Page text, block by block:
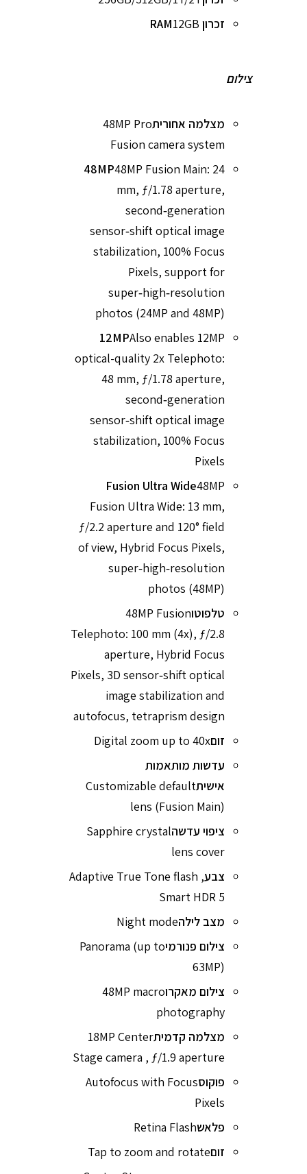
זכרון RAM 12GB
צילום
מצלמה אחורית48MP Pro
Fusion camera system
48MP48MP Fusion Main: 24
mm, ƒ/1.78 aperture,
second‑generation
sensor‑shift optical image
stabilization, 100% Focus
Pixels, support for
super‑high‑resolution
photos (24MP and 48MP)
12MPAlso enables 12MP
optical-quality 2x Telephoto:
48 mm, ƒ/1.78 aperture,
second‑generation
sensor‑shift optical image
stabilization, 100% Focus
Pixels
Fusion Ultra Wide48MP
Fusion Ultra Wide: 13 mm,
ƒ/2.2 aperture and 120° field
of view, Hybrid Focus Pixels,
super‑high‑resolution
photos (48MP)
טלפוטו48MP Fusion
Telephoto: 100 mm (4x), ƒ/2.8
aperture, Hybrid Focus
Pixels, 3D sensor‑shift optical
image stabilization and
autofocus, tetraprism design
זוםDigital zoom up to 40x
עדשות מותאמות
אישיתCustomizable default
lens (Fusion Main)
ציפוי עדשהSapphire crystal
lens cover
צבעAdaptive True Tone flash ,
Smart HDR 5
מצב לילהNight mode
צילום פנורמיPanorama (up to
63MP)
צילום מאקרו48MP macro
photography
מצלמה קדמית18MP Center
Stage camera , ƒ/1.9 aperture
פוקוסAutofocus with Focus
Pixels
פלאשRetina Flash
זוםTap to zoom and rotate